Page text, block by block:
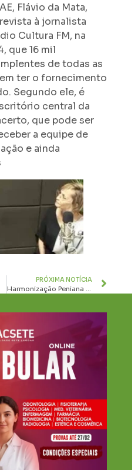
Flávio da Mata,
à jornalista
Cultura FM, na
que 16 mil
de todas as
ter o fornecimento
Segundo ele, é
central da
que pode ser
a equipe de
e ainda
PRÓXIMA NOTÍCIA
Harmonização Peniana (Bioplastia Peniana)